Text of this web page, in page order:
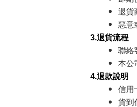
退貨
惡意
3.退貨流程
聯絡
本公
4.退款說明
信用
貨到